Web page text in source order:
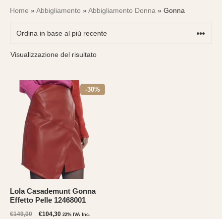
Home »Abbigliamento »Abbigliamento Donna » Gonna
Visualizzazione del risultato
-30%
Lola Casademunt Gonna
Effetto Pelle 12468001
€149,00
Il
€104,30Il22% IVA Inc.